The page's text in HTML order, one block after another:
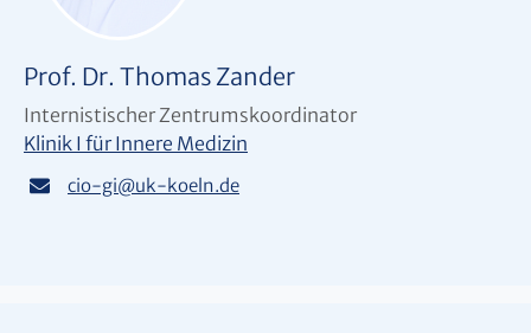
Prof. Dr. Thomas Zander
Internistischer Zentrumskoordinator
Klinik I für Innere Medizin
cio-gi@uk-koeln.de